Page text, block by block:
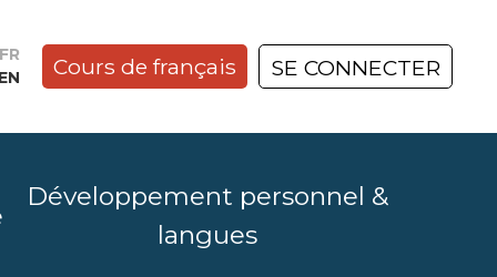
Cours de français SE CONNECTER
Développement personnel &
langues